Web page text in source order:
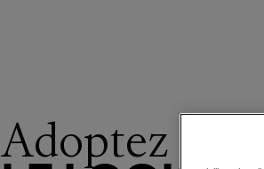
Adoptez